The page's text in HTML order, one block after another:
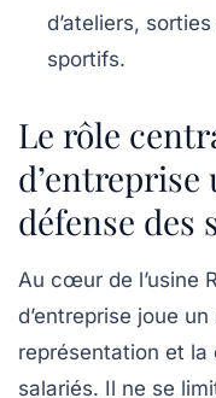
d’ateliers,
sportifs.
Le rôle
d’entreprise
défense des
Au cœur de l’usine
d’entreprise joue
représentation et la
salariés. Il ne se